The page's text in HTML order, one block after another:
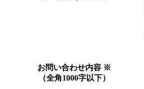
お問い合わせ内容 ※
（全角1000字以下）